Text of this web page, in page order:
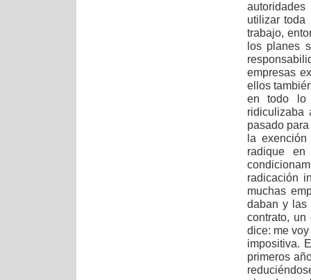
utilizar toda
trabajo,
los planes
empresas
ellos
en todo lo
ridiculizaba
pasado
la
radique
radicación
muchas
daban y las
contrato,
dice: me
impositiva.
primeros